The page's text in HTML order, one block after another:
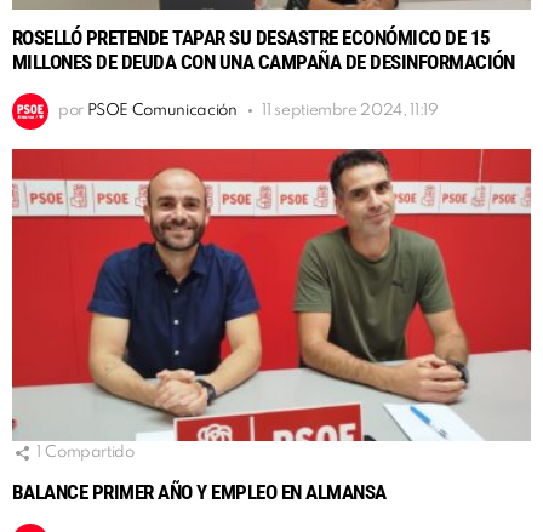
ROSELLÓ PRETENDE TAPAR SU DESASTRE ECONÓMICO DE 15
MILLONES DE DEUDA CON UNA CAMPAÑA DE DESINFORMACIÓN
por PSOE Comunicación 11 septiembre 2024, 11:19
Compartido
BALANCE PRIMER AÑO Y EMPLEO EN ALMANSA